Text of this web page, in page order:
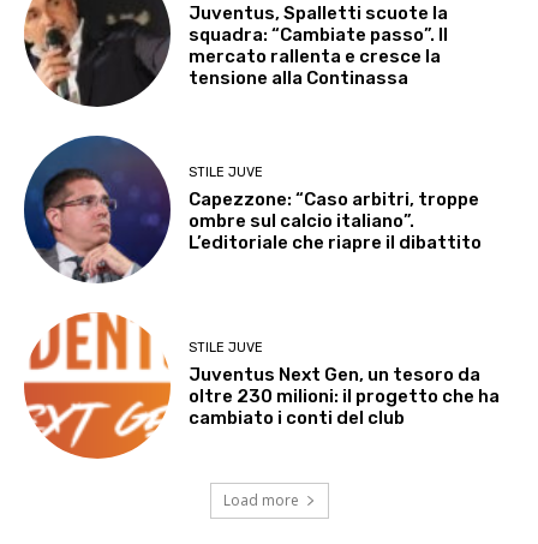
Juventus, Spalletti scuote la
squadra: “Cambiate passo”. Il
mercato rallenta e cresce la
tensione alla Continassa
STILE JUVE
Capezzone: “Caso arbitri, troppe
ombre sul calcio italiano”.
L’editoriale che riapre il dibattito
STILE JUVE
Juventus Next Gen, un tesoro da
oltre 230 milioni: il progetto che ha
cambiato i conti del club
Load more